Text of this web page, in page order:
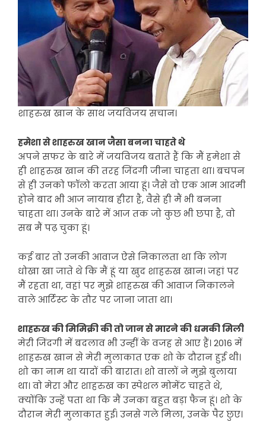
शाहरुख खान के साथ जयविजय सचान।
हमेशा से शाहरुख खान जैसा बनना चाहते थे
अपने सफर के बारे में जयविजय बताते हैं कि मैं हमेशा से
ही शाहरुख खान की तरह जिंदगी जीना चाहता था। बचपन
से ही उनको फॉलो करता आया हूं। जैसे वो एक आम आदमी
होने बाद भी आज नायाब हीरा है, वैसे ही मैं भी बनना
चाहता था। उनके बारे में आज तक जो कुछ भी छपा है, वो
सब मैं पढ़ चुका हूं।
कई बार तो उनकी आवाज ऐसे निकालता था कि लोग
धोखा खा जाते थे कि मैं हूं या खुद शाहरुख खान। जहां पर
मैं रहता था, वहां पर मुझे शाहरुख की आवाज निकालने
वाले आर्टिस्ट के तौर पर जाना जाता था।
शाहरुख की मिमिक्री की तो जान से मारने की धमकी मिली
मेरी जिंदगी में बदलाव भी उन्हीं के वजह से आए हैं। 2016 में
शाहरुख खान से मेरी मुलाकात एक शो के दौरान हुई थी।
शो का नाम था यादों की बारात। शो वालों ने मुझे बुलाया
था। वो मेरा और शाहरुख का स्पेशल मोमेंट चाहते थे,
क्योंकि उन्हें पता था कि मैं उनका बहुत बड़ा फैन हूं। शो के
दौरान मेरी मुलाकात हुई। उनसे गले मिला, उनके पैर छुए।